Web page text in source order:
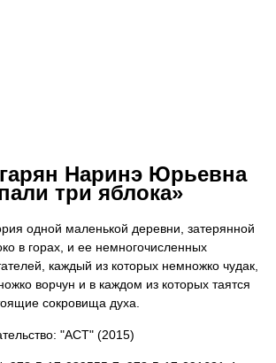
Наринэ Юрьевна
три яблока»
одной маленькой деревни, затерянной
в горах, и ее немногочисленных
каждый из которых немножко чудак,
ворчун и в каждом из которых таятся
сокровища духа.
"АСТ" (2015)